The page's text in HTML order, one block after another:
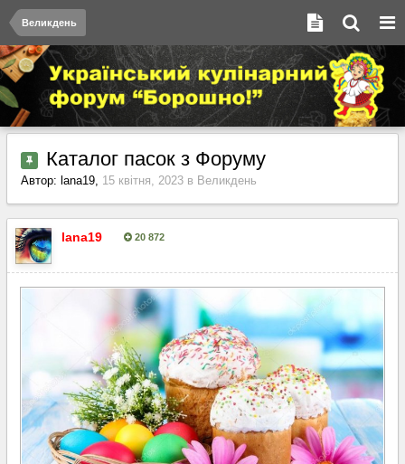
Великдень
Каталог пасок з Форуму
Автор: lana19, 15 квітня, 2023 в Великдень
lana19 20 872